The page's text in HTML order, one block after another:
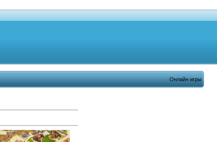
Онлайн игры